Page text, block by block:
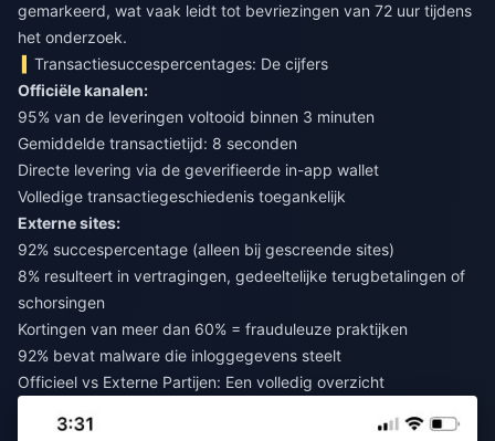
gemarkeerd, wat vaak leidt tot bevriezingen van 72 uur tijdens
het onderzoek.
Transactiesuccespercentages: De cijfers
Officiële kanalen:
95% van de leveringen voltooid binnen 3 minuten
Gemiddelde transactietijd: 8 seconden
Directe levering via de geverifieerde in-app wallet
Volledige transactiegeschiedenis toegankelijk
Externe sites:
92% succespercentage (alleen bij gescreende sites)
8% resulteert in vertragingen, gedeeltelijke terugbetalingen of
schorsingen
Kortingen van meer dan 60% = frauduleuze praktijken
92% bevat malware die inloggegevens steelt
Officieel vs Externe Partijen: Een volledig overzicht